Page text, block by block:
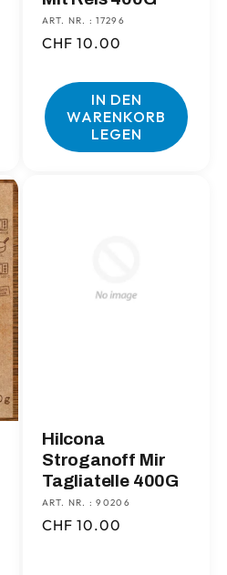
ART. NR. : 17296
Normaler
CHF 10.00
IN DEN
WARENKORB
LEGEN
Hilcona
Stroganoff Mir
Tagliatelle 400G
ART. NR. : 90206
Normaler
CHF 10.00